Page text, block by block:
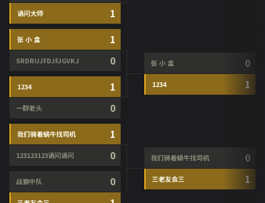
请问大师 1
张 小 盒 1
SRDRUJFDJFJGVKJ 0
1234 1
一群老头 0
我们骑着蜗牛找司机 1
123123123请问请问 0
战狼中队 0
张 小 盒 0
1234 1
我们骑着蜗牛找司机 0
三老友会三 1